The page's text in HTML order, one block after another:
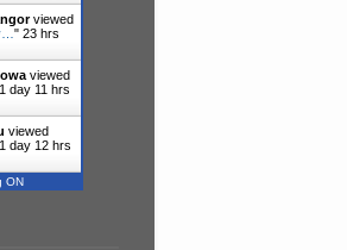
viewed
" 23 hrs
viewed
1 day 11 hrs
viewed
1 day 12 hrs
ON